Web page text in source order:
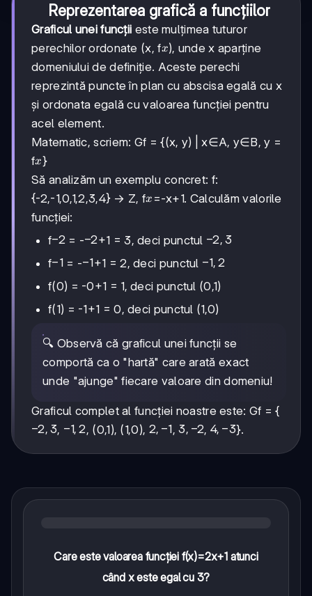
Reprezentarea grafică a funcțiilor
Graficul unei funcții este mulțimea tuturor
perechilor ordonate (x, fx
x), unde x aparține
domeniului de definiție. Aceste perechi
reprezintă puncte în plan cu abscisa egală cu x
și ordonata egală cu valoarea funcției pentru
acel element.
Matematic, scriem: Gf = {(x, y) | x∈A, y∈B, y =
fx
x}
Să analizăm un exemplu concret: f:
{-2,-1,0,1,2,3,4} → Z, fx
x =-x+1. Calculăm valorile
funcției:
f-2
−2= --2
−2+1 = 3, deci punctul -2,3
−2, 3
f-1
−1= --1
−1+1 = 2, deci punctul -1,2
−1, 2
f(0) = -0+1 = 1, deci punctul (0,1)
f(1) = -1+1 = 0, deci punctul (1,0)
🔍 Observă că graficul unei funcții se
comportă ca o "hartă" care arată exact
unde "ajunge" fiecare valoare din domeniu!
Graficul complet al funcției noastre este: Gf = {
-2,3
−2, 3, -1,2
−1, 2, (0,1), (1,0), 2,-1
2, −1,3,-2
3, −2, 4,-3
4, −3}.
Care este valoarea funcției f(x)=2x+1 atunci
când x este egal cu 3?